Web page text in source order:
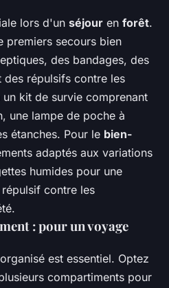
lors d'un séjour en forêt.
premiers secours bien
des bandages, des
des répulsifs contre les
un kit de survie comprenant
une lampe de poche à
étanches. Pour le bien-
adaptés aux variations
humides pour une
contre les
: pour un voyage
est essentiel. Optez
compartiments pour